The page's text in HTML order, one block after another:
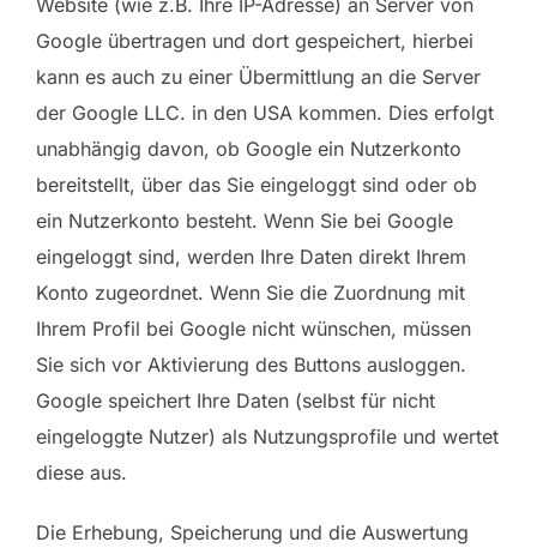
Google übertragen und dort gespeichert, hierbei
kann es auch zu einer Übermittlung an die Server
der Google LLC. in den USA kommen. Dies erfolgt
unabhängig davon, ob Google ein Nutzerkonto
bereitstellt, über das Sie eingeloggt sind oder ob
ein Nutzerkonto besteht. Wenn Sie bei Google
eingeloggt sind, werden Ihre Daten direkt Ihrem
Konto zugeordnet. Wenn Sie die Zuordnung mit
Ihrem Profil bei Google nicht wünschen, müssen
Sie sich vor Aktivierung des Buttons ausloggen.
Google speichert Ihre Daten (selbst für nicht
eingeloggte Nutzer) als Nutzungsprofile und wertet
diese aus.
Die Erhebung, Speicherung und die Auswertung